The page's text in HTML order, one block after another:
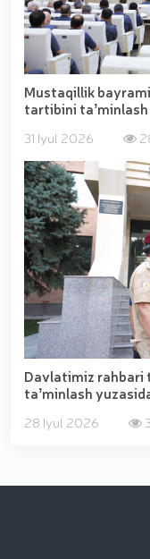
Mustaqillik
tartibini
31 Iyul 2026
Davlatimiz rahbari
taʼminlash
28 Iyul 2026